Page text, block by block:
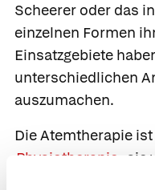
Scheerer oder das
einzelnen Formen
Einsatzgebiete
unterschiedlichen
auszumachen.
Die Atemtherapie
Physiotherapie
,
bei bettlägerigen